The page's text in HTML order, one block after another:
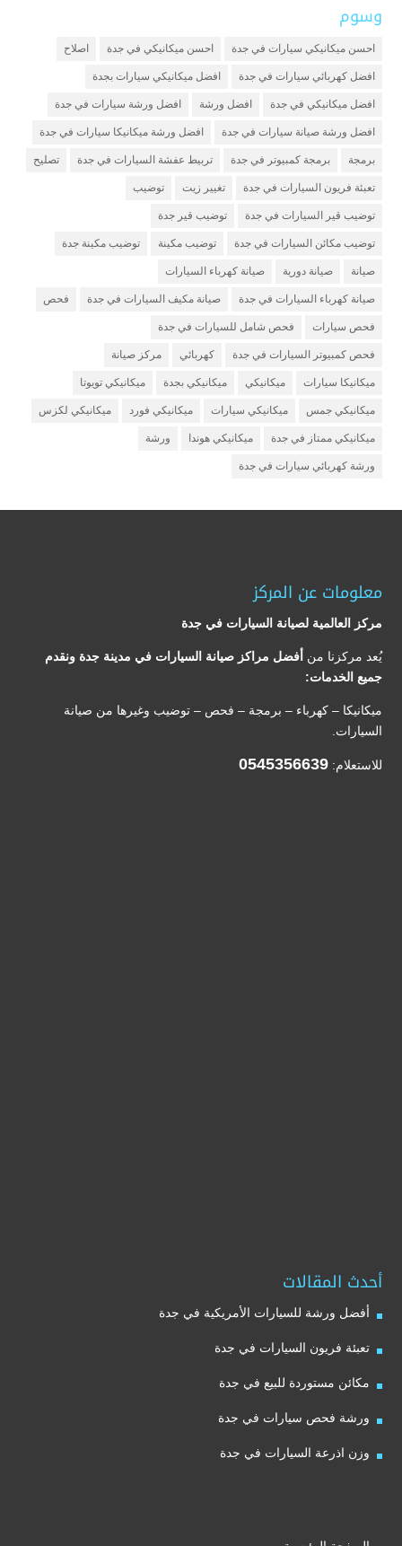
وسوم
احسن ميكانيكي سيارات في جدة احسن ميكانيكي في جدة اصلاح
افضل كهربائي سيارات في جدة افضل ميكانيكي سيارات بجدة
افضل ميكانيكي في جدة افضل ورشة افضل ورشة سيارات في جدة
افضل ورشة صيانة سيارات في جدة افضل ورشة ميكانيكا سيارات في جدة
برمجة برمجة كمبيوتر في جدة تربيط عفشة السيارات في جدة تصليح
تعبئة فريون السيارات في جدة تغيير زيت توضيب
توضيب قير السيارات في جدة توضيب قير جدة
توضيب مكائن السيارات في جدة توضيب مكينة توضيب مكينة جدة
صيانة صيانة دورية صيانة كهرباء السيارات
صيانة كهرباء السيارات في جدة صيانة مكيف السيارات في جدة فحص
فحص سيارات فحص شامل للسيارات في جدة
فحص كمبيوتر السيارات في جدة كهربائي مركز صيانة
ميكانيكا سيارات ميكانيكي ميكانيكي بجدة ميكانيكي تويوتا
ميكانيكي جمس ميكانيكي سيارات ميكانيكي فورد ميكانيكي لكزس
ميكانيكي ممتاز في جدة ميكانيكي هوندا ورشة
ورشة كهربائي سيارات في جدة
معلومات عن المركز
مركز العالمية لصيانة السيارات في جدة
يُعد مركزنا من أفضل مراكز صيانة السيارات في مدينة جدة ونقدم
جميع الخدمات:
ميكانيكا – كهرباء – برمجة – فحص – توضيب وغيرها من صيانة
السيارات.
للاستعلام: 0545356639
أحدث المقالات
أفضل ورشة للسيارات الأمريكية في جدة
تعبئة فريون السيارات في جدة
مكائن مستوردة للبيع في جدة
ورشة فحص سيارات في جدة
وزن اذرعة السيارات في جدة